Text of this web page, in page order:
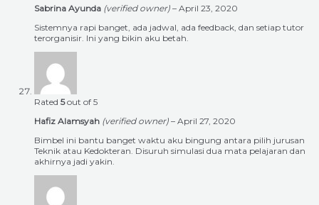
Sabrina Ayunda (verified owner) – April 23, 2020
Sistemnya rapi banget, ada jadwal, ada feedback, dan setiap tutor
terorganisir. Ini yang bikin aku betah.
Rated 5out of 5
Hafiz Alamsyah (verified owner) – April 27, 2020
Bimbel ini bantu banget waktu aku bingung antara pilih jurusan
Teknik atau Kedokteran. Disuruh simulasi dua mata pelajaran dan
akhirnya jadi yakin.